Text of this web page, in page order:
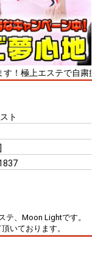
ステで自粛疲れを
ト
テ、Moon Lightです。
いております。